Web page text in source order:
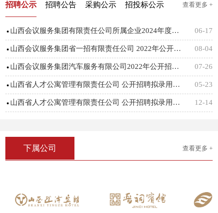
招聘公示 招聘公告 采购公示 招投标公示 查看更多 +
山西会议服务集团有限责任公司所属企业2024年度社会招聘拟录用人员名单公示 06-17
山西会议服务集团省一招有限责任公司 2022年公开招聘拟录用人员公示 08-04
山西会议服务集团汽车服务有限公司2022年公开招聘拟聘用人员公示 07-26
山西省人才公寓管理有限责任公司 公开招聘拟录用工作人员公示 05-23
山西省人才公寓管理有限责任公司 公开招聘拟录用工作人员公示 12-14
下属公司 查看更多 +